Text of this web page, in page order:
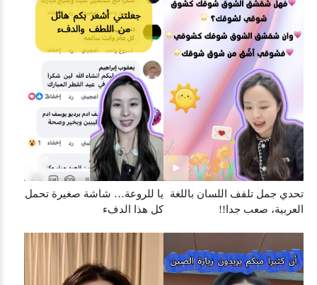
تحدي جمل تلفف اللسان باللغة
العربية، صعب جدا!!
يا للروعة… شاشة صغيرة تحمل
كل هذا الدفء